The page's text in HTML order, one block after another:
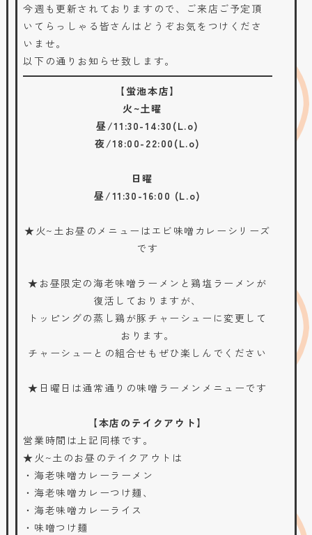
今週も更新されておりますので、ご来店ご予定頂
いてらっしゃる皆さんはどうぞお気をつけくださ
いませ。
以下の通りお知らせ致します。
【蛍池本店】
火~土曜
昼/11:30-14:30(L.o)
夜/18:00-22:00(L.o)
日曜
昼/11:30-16:00 (L.o)
★火~土お昼のメニューはエビ味噌カレーシリーズ
です
★お昼限定の海老味噌ラーメンと鶏塩ラーメンが
復活しておりますが、
トッピングの蒸し鶏が豚チャーシューに変更して
おります。
チャーシューとの組合せもぜひ楽しんでください
★日曜日は通常通りの味噌ラーメンメニューです
【本店のテイクアウト】
営業時間は上記同様です。
★火~土のお昼のテイクアウトは
・海老味噌カレーラーメン
・海老味噌カレーつけ麺、
・海老味噌カレーライス
・味噌つけ麺